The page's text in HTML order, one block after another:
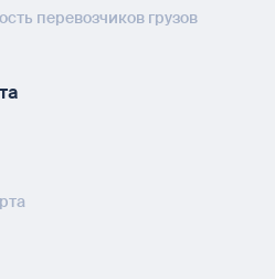
перевозчиков грузов